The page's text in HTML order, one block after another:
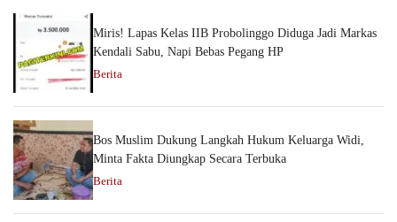
Miris! Lapas Kelas IIB Probolinggo Diduga Jadi Markas
Kendali Sabu, Napi Bebas Pegang HP
Berita
Bos Muslim Dukung Langkah Hukum Keluarga Widi,
Minta Fakta Diungkap Secara Terbuka
Berita